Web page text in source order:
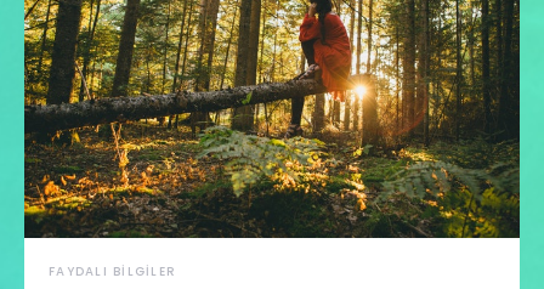
FAYDALI BILGILER